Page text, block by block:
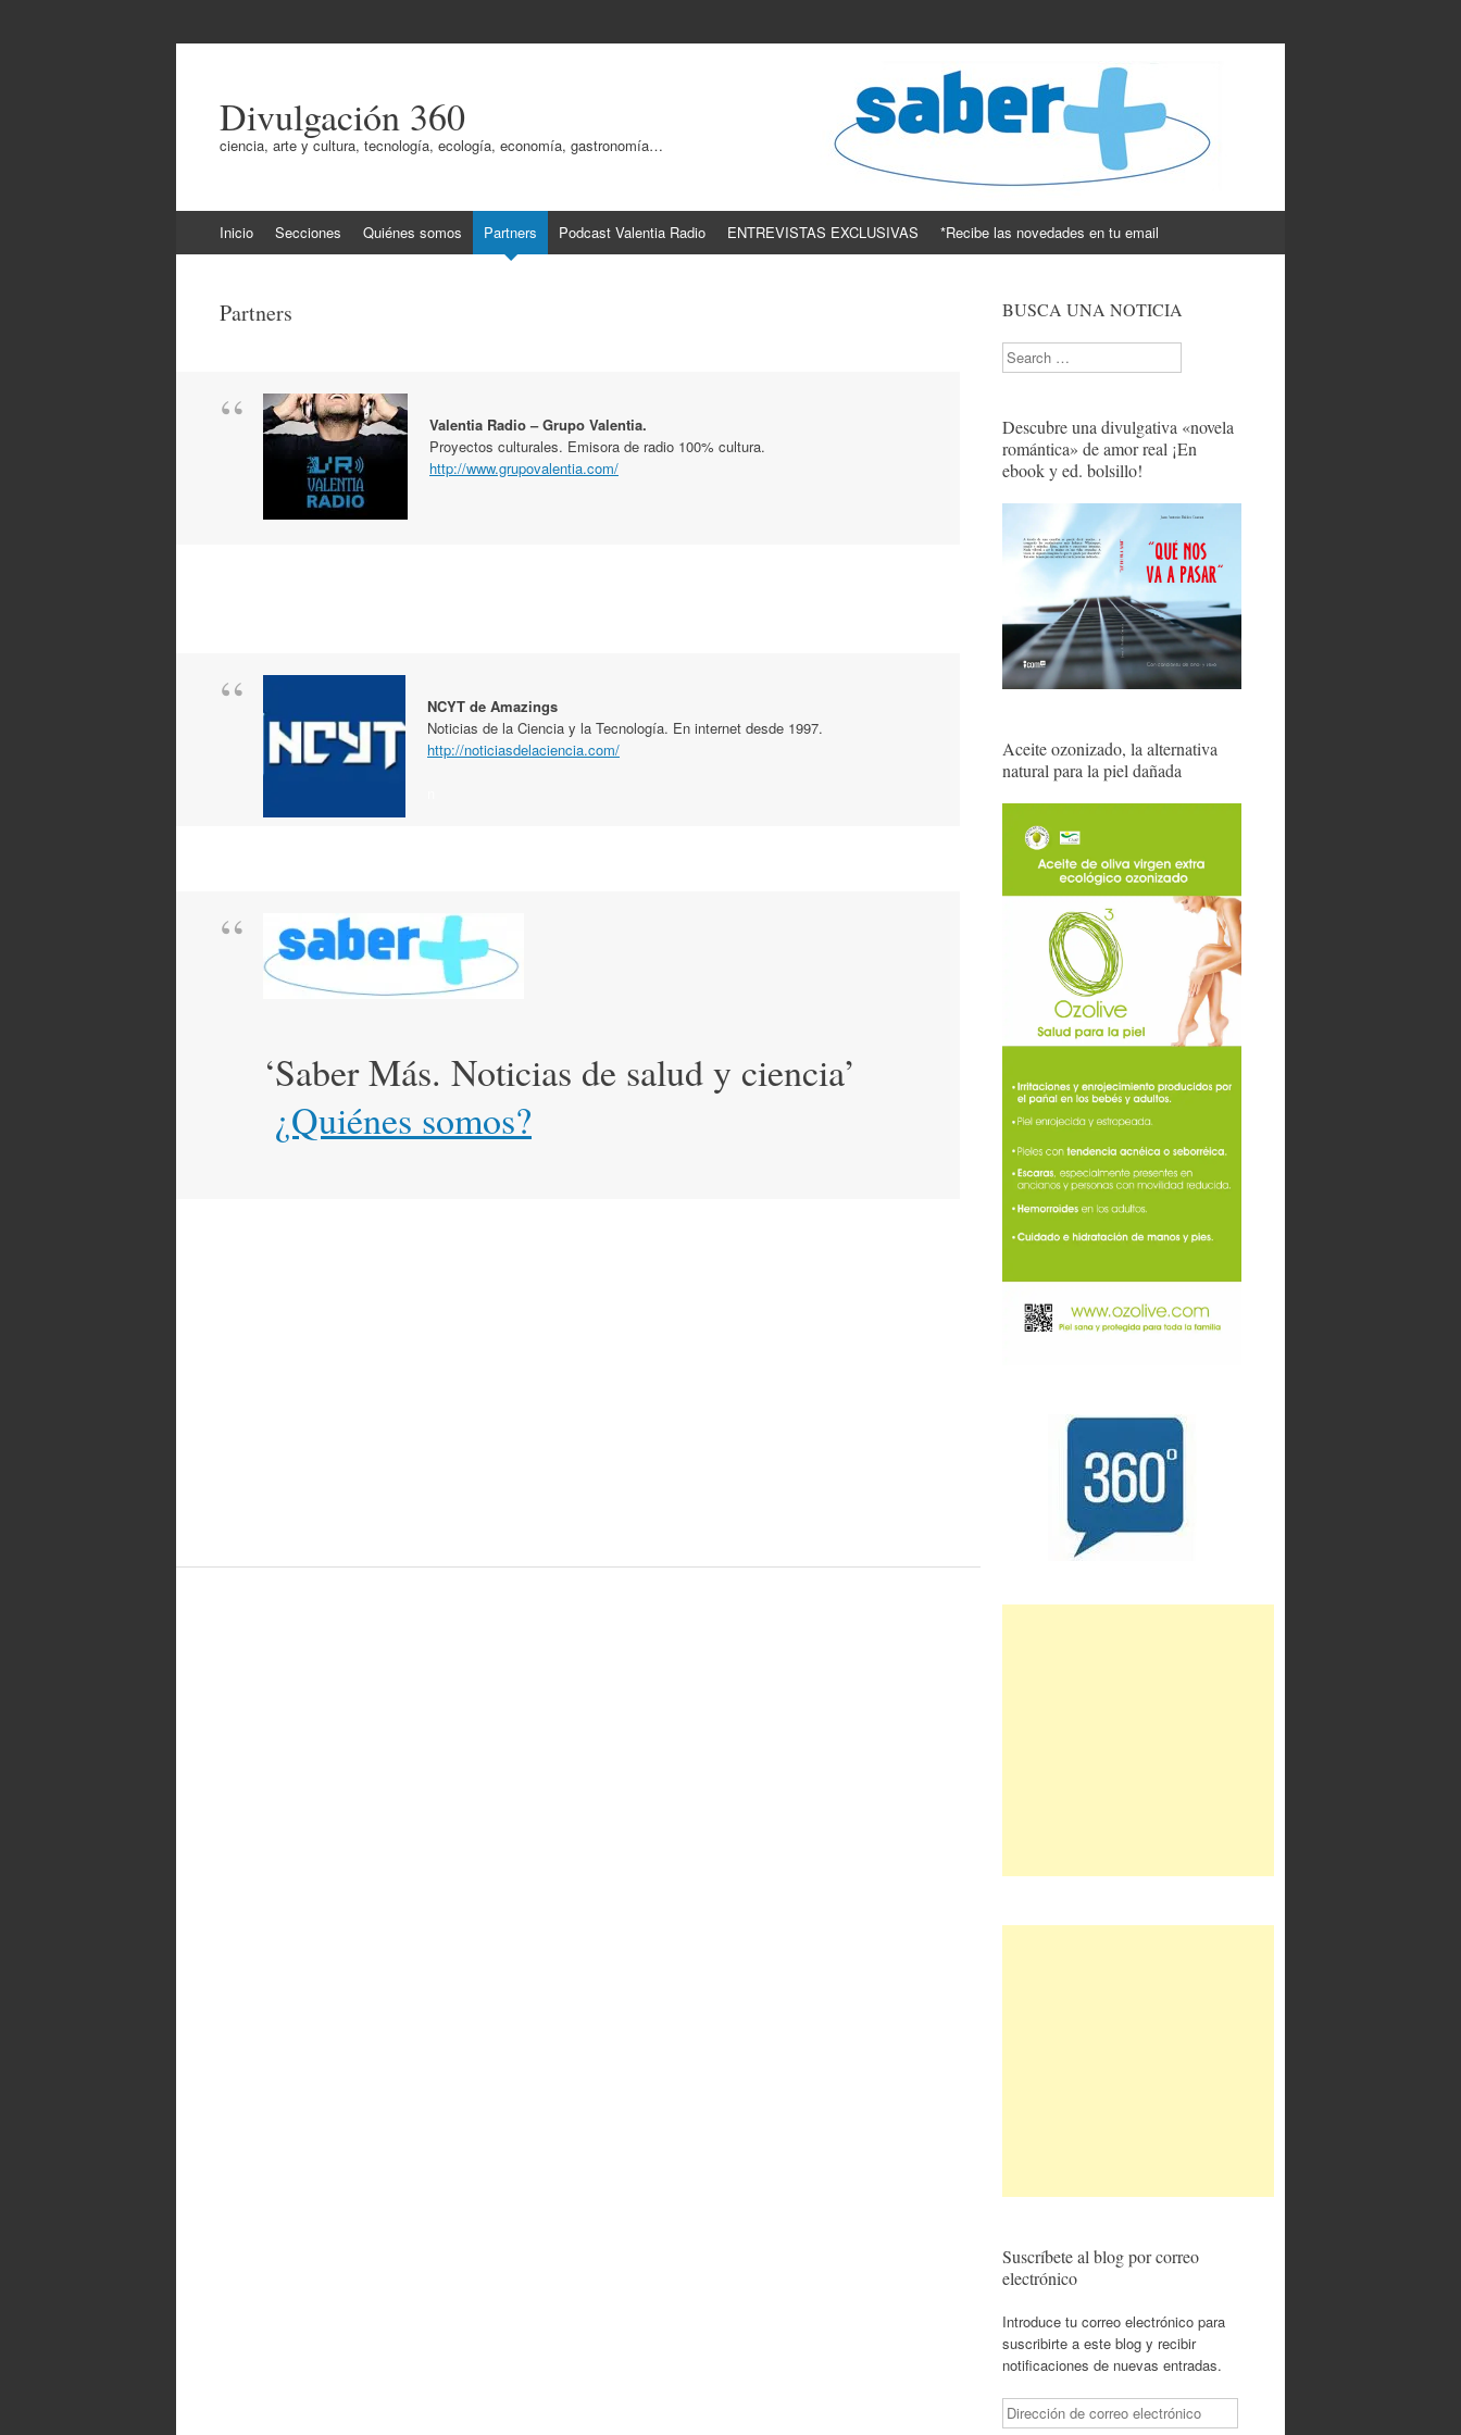
Divulgación 360
ciencia, arte y cultura, tecnología, ecología, economía, gastronomía…
al
Inicio Secciones Quiénes somos Partners Podcast Valentia Radio ENTREVISTAS EXCLUSIVAS *Recibe las novedades en tu email
Partners
Valentia Radio – Grupo Valentia.
Proyectos culturales. Emisora de radio 100% cultura.
http://www.grupovalentia.com/
NCYT de Amazings
Noticias de la Ciencia y la Tecnología. En internet desde 1997.
http://noticiasdelaciencia.com/
‘Saber Más. Noticias de salud y ciencia’
¿Quiénes somos?
BUSCA UNA NOTICIA
Search
Descubre una divulgativa «novela
romántica» de amor real ¡En
ebook y ed. bolsillo!
Aceite ozonizado, la alternativa
natural para la piel dañada
Suscríbete al blog por correo
electrónico
Introduce tu correo electrónico para
suscribirte a este blog y recibir
notificaciones de nuevas entradas.
Dirección
de